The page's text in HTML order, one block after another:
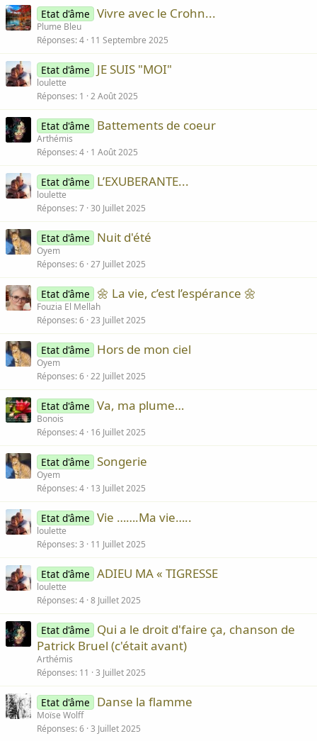
Etat d'âme Vivre avec le Crohn...
Plume Bleu
Réponses 4 11 Septembre 2025
Etat d'âme JE SUIS "MOI"
loulette
Réponses 1 2 Août 2025
Etat d'âme Battements de coeur
Arthémis
Réponses 4 1 Août 2025
Etat d'âme L’EXUBERANTE...
loulette
Réponses 7 30 Juillet 2025
Etat d'âme Nuit d'été
Oyem
Réponses 6 27 Juillet 2025
Etat d'âme 🌼 La vie, c’est l’espérance 🌼
Fouzia El Mellah
Réponses 6 23 Juillet 2025
Etat d'âme Hors de mon ciel
Oyem
Réponses 6 22 Juillet 2025
Etat d'âme Va, ma plume…
Bonois
Réponses 4 16 Juillet 2025
Etat d'âme Songerie
Oyem
Réponses 4 13 Juillet 2025
Etat d'âme Vie …….Ma vie…..
loulette
Réponses 3 11 Juillet 2025
Etat d'âme ADIEU MA « TIGRESSE
loulette
Réponses 4 8 Juillet 2025
Etat d'âme
Qui a le droit d'faire ça, chanson de
Patrick Bruel (c'était avant)
Arthémis
Réponses 11 3 Juillet 2025
Etat d'âme Danse la flamme
Moïse Wolff
Réponses 6 3 Juillet 2025